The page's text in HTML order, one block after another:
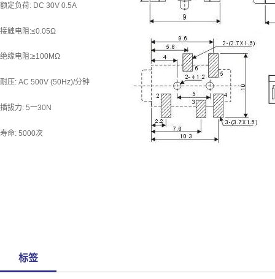
额定负荷: DC 30V 0.5A
接触电阻:≤0.05Ω
绝缘电阻:≥100MΩ
耐压: AC 500V (50Hz)/分钟
插拔力: 5一30N
寿命: 5000次
标签